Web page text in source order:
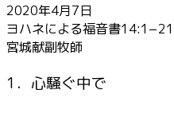
2020年4月7日
ヨハネによる福音書14:1−21
宮城献副牧師
1．心騒ぐ中で